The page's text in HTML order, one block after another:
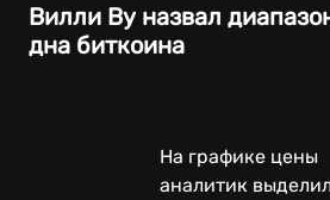
Вилли Ву назвал
дна биткоина
На графике цены
аналитик выделил